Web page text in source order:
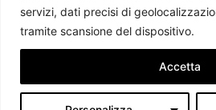
servizi, dati precisi di
tramite scansione del dispositivo.
Accetta